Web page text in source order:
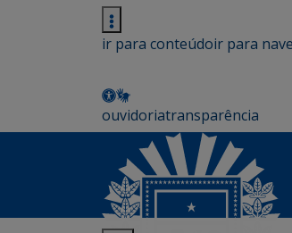
ir para conteúdoir para
ouvidoriatransparência